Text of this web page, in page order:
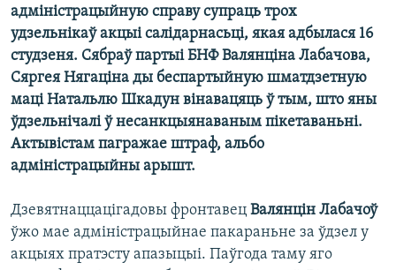
адміністрацыйную справу супраць трох
удзельнікаў акцыі салідарнасьці, якая адбылася 16
студзеня. Сябраў партыі БНФ Валянціна Лабачова,
Сяргея Нягаціна ды беспартыйную шматдзетную
маці Натальлю Шкадун вінавацяць ў тым, што яны
ўдзельнічалі ў несанкцыянаваным пікетаваньні.
Актывістам пагражае штраф, альбо
адміністрацыйны арышт.
Дзевятнаццацігадовы фронтавец Валянцін Лабачоў
ўжо мае адміністрацыйнае пакараньне за ўдзел у
акцыях пратэсту апазыцыі. Паўгода таму яго